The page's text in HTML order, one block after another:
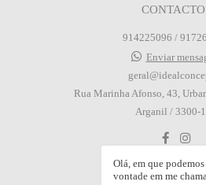
914225096 /
Enviar
Rua Marinha Afonso, 43,
Arganil / 3300-
Olá, em que
vontade em me